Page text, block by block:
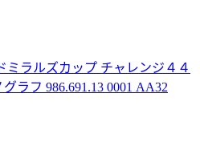
ミラルズカップ チャレンジ４４
ラフ 986.691.13 0001 AA32